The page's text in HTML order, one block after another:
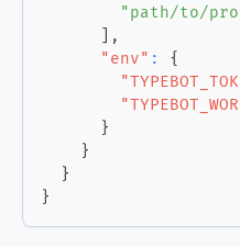
"path/to/
,
"env" :
{
}
}
}
}